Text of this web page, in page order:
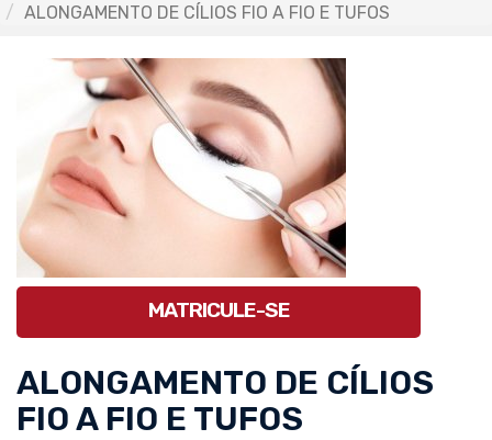
ALONGAMENTO DE CÍLIOS FIO A FIO E TUFOS
MATRICULE-SE
ALONGAMENTO DE CÍLIOS
FIO A FIO E TUFOS